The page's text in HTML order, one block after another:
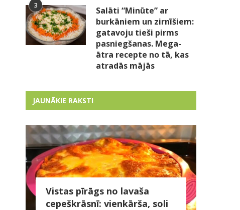
3
Salāti “Minūte” ar
burkāniem un zirnīšiem:
gatavoju tieši pirms
pasniegšanas. Mega-
ātra recepte no tā, kas
atradās mājās
JAUNĀKIE RAKSTI
Vistas pīrāgs no lavaša
cepeškrāsnī: vienkārša, soli